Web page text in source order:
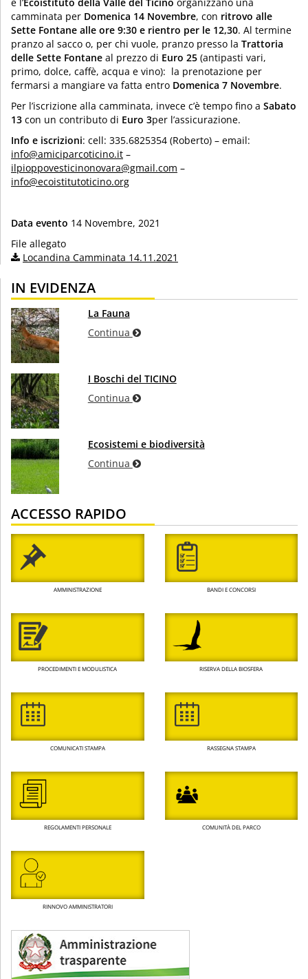
camminata per Domenica 14 Novembre, con ritrovo alle
Sette Fontane alle ore 9:30 e rientro per le 12,30. Al termine
pranzo al sacco o, per chi vuole, pranzo presso la Trattoria
delle Sette Fontane al prezzo di Euro 25 (antipasti vari,
primo, dolce, caffè, acqua e vino): la prenotazione per
fermarsi a mangiare va fatta entro Domenica 7 Novembre.
Per l’iscrizione alla camminata, invece c’è tempo fino a Sabato
13 con un contributo di Euro 3per l’assicurazione.
Info e iscrizioni: cell: 335.6825354 (Roberto) – email:
info@amiciparcoticino.it –
ilpioppovesticinonovara@gmail.com –
info@ecoistitutoticino.org
Data evento 14 Novembre, 2021
File allegato
Locandina Camminata 14.11.2021
IN EVIDENZA
La Fauna
Continua
I Boschi del TICINO
Continua
Ecosistemi e biodiversità
Continua
ACCESSO RAPIDO
AMMINISTRAZIONE BANDI E CONCORSI
PROCEDIMENTI E MODULISTICA RISERVA DELLA BIOSFERA
COMUNICATI STAMPA RASSEGNA STAMPA
REGOLAMENTI PERSONALE COMUNITÀ DEL PARCO
RINNOVO AMMINISTRATORI